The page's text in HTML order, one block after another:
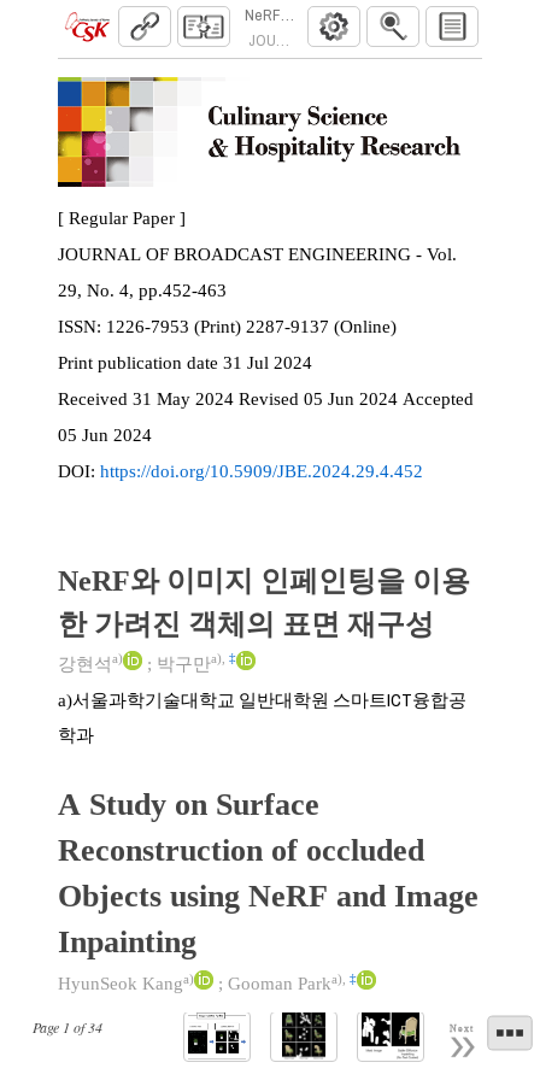
NeRF와 이미지 인페인팅을 이용한 가려진
JOURNAL OF BROADCAST ENGINEERING.
Page 1 of34 Next
[ Regular Paper ]
JOURNAL OF BROADCAST ENGINEERING - Vol.
29, No. 4, pp.452-463
ISSN:
1226-7953 (Print) 2287-9137 (Online)
Print publication date 31 Jul 2024
Received 31 May 2024 Revised 05 Jun 2024 Accepted
05 Jun 2024
DOI: https://doi.org/10.5909/JBE.2024.29.4.452
NeRF와 이미지 인페인팅을 이용
한 가려진 객체의 표면 재구성
강현석a) ; 박구만a) ‡
a)서울과학기술대학교 일반대학원 스마트ICT융합공
학과
A Study on Surface
Reconstruction of occluded
Objects using NeRF and Image
Inpainting
HyunSeok Kanga) ; Gooman Parka) ‡